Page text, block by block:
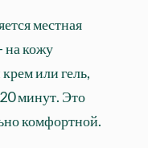
местная
на кожу
или гель,
минут. Это
комфортной.